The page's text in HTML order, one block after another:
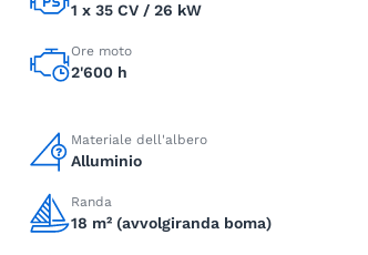
1 x 35 CV / 26 kW
Ore moto
2'600 h
Materiale dell'albero
Alluminio
Randa
18 m² (avvolgiranda boma)